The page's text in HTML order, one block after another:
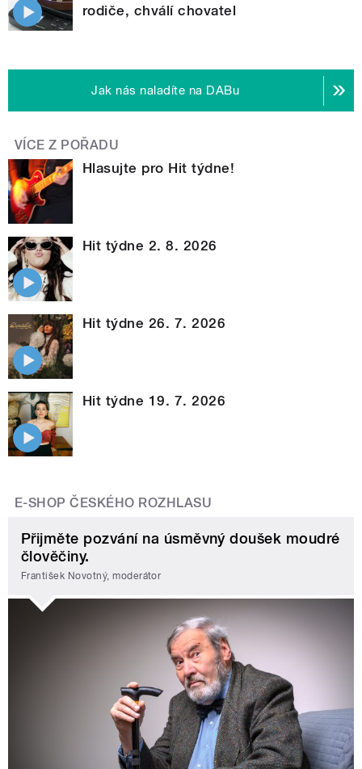
rodiče, chválí chovatel
Jak nás naladíte na DABu
VÍCE Z POŘADU
Hlasujte pro Hit týdne!
Hit týdne 2. 8. 2026
Hit týdne 26. 7. 2026
Hit týdne 19. 7. 2026
E-SHOP ČESKÉHO ROZHLASU
Přijměte pozvání na úsměvný doušek moudré
člověčiny.
František Novotný, moderátor